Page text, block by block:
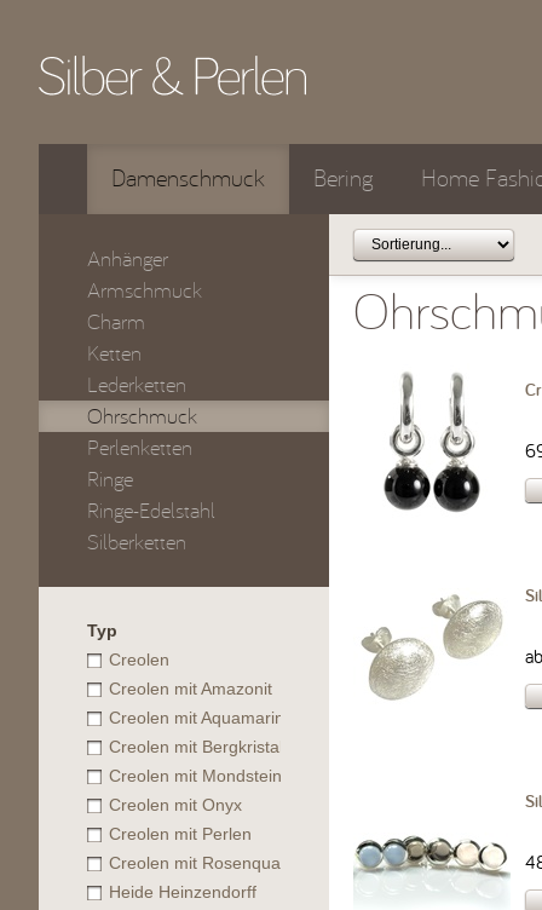
Damenschmuck Bering Home
Anhänger
Armschmuck
Charm
Ketten
Lederketten
Ohrschmuck
Perlenketten
Ringe
Ringe-Edelstahl
Silberketten
Typ
Creolen
Creolen mit Amazonit
Creolen mit Aquamarine
Creolen mit Bergkristall
Creolen mit Mondstein
Creolen mit Onyx
Creolen mit Perlen
Creolen mit Rosenquarz
Heide Heinzendorff